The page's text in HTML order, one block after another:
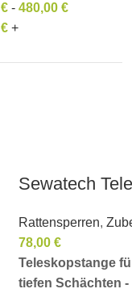
€- 480,00 €
€+
Sewatech
Rattensperren,
78,00 €
Teleskopstange
tiefen Schächten -